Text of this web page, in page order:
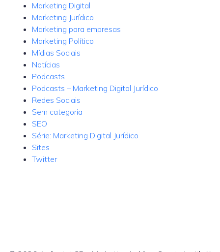
Marketing Digital
Marketing Jurídico
Marketing para empresas
Marketing Político
Mídias Sociais
Notícias
Podcasts
Podcasts – Marketing Digital Jurídico
Redes Sociais
Sem categoria
SEO
Série: Marketing Digital Jurídico
Sites
Twitter